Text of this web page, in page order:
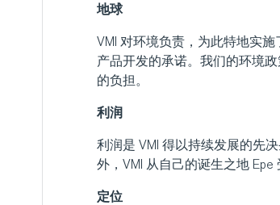
地球
VMI 对环境负责，为此特地实
产品开发的承诺。我们的环境
的负担。
利润
利润是 VMI 得以持续发展的先
外，VMI 从自己的诞生之地 Epe
定位